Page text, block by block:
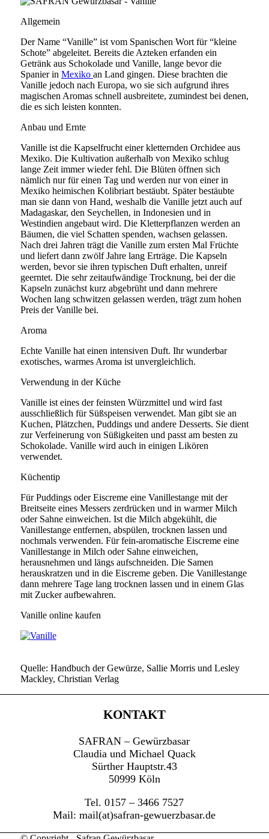
Allgemein
Der Name “Vanille” ist vom Spanischen Wort für “kleine
Schote” abgeleitet. Bereits die Azteken erfanden ein
Getränk aus Schokolade und Vanille, lange bevor die
Spanier in Mexiko an Land gingen. Diese brachten die
Vanille jedoch nach Europa, wo sie sich aufgrund ihres
magischen Aromas schnell ausbreitete, zumindest bei denen,
die es sich leisten konnten.
Anbau und Ernte
Vanille ist die Kapselfrucht einer kletternden Orchidee aus
Mexiko. Die Kultivation außerhalb von Mexiko schlug
lange Zeit immer wieder fehl. Die Blüten öffnen sich
nämlich nur für einen Tag und werden nur von einer in
Mexiko heimischen Kolibriart bestäubt. Später bestäubte
man sie dann von Hand, weshalb die Vanille jetzt auch auf
Madagaskar, den Seychellen, in Indonesien und in
Westindien angebaut wird. Die Kletterpflanzen werden an
Bäumen, die viel Schatten spenden, wachsen gelassen.
Nach drei Jahren trägt die Vanille zum ersten Mal Früchte
und liefert dann zwölf Jahre lang Erträge. Die Kapseln
werden, bevor sie ihren typischen Duft erhalten, unreif
geerntet. Die sehr zeitaufwändige Trocknung, bei der die
Kapseln zunächst kurz abgebrüht und dann mehrere
Wochen lang schwitzen gelassen werden, trägt zum hohen
Preis der Vanille bei.
Aroma
Echte Vanille hat einen intensiven Duft. Ihr wunderbar
exotisches, warmes Aroma ist unvergleichlich.
Verwendung in der Küche
Vanille ist eines der feinsten Würzmittel und wird fast
ausschließlich für Süßspeisen verwendet. Man gibt sie an
Kuchen, Plätzchen, Puddings und andere Desserts. Sie dient
zur Verfeinerung von Süßigkeiten und passt am besten zu
Schokolade. Vanille wird auch in einigen Likören
verwendet.
Küchentip
Für Puddings oder Eiscreme eine Vanillestange mit der
Breitseite eines Messers zerdrücken und in warmer Milch
oder Sahne einweichen. Ist die Milch abgekühlt, die
Vanillestange entfernen, abspülen, trocknen lassen und
nochmals verwenden. Für fein-aromatische Eiscreme eine
Vanillestange in Milch oder Sahne einweichen,
herausnehmen und längs aufschneiden. Die Samen
herauskratzen und in die Eiscreme geben. Die Vanillestange
dann mehrere Tage lang trocknen lassen und in einem Glas
mit Zucker aufbewahren.
Vanille online kaufen
Quelle: Handbuch der Gewürze, Sallie Morris und Lesley
Mackley, Christian Verlag
KONTAKT
SAFRAN – Gewürzbasar
Claudia und Michael Quack
Sürther Hauptstr.43
50999 Köln
Tel. 0157 – 3466 7527
Mail: mail(at)safran-gewuerzbasar.de